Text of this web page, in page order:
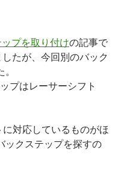
プを取り付けの記事で
たが、今回別のバック
プはレーサーシフト
対応しているものがほ
ックステップを探すの